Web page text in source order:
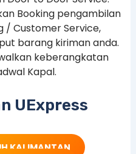
Booking pengambilan
Customer Service,
barang kiriman anda.
keberangkatan
Kapal.
UExpress
KALIMANTAN